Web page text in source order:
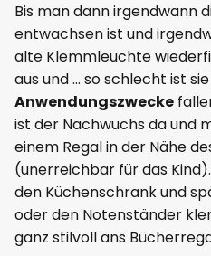
Bis man dann irgendwann
entwachsen ist und
alte Klemmleuchte
aus und ... so schlecht ist
Anwendungszwecke
ist der Nachwuchs da und
einem Regal in der Nähe
(unerreichbar für das
den Küchenschrank und
oder den Notenständer
ganz stilvoll ans